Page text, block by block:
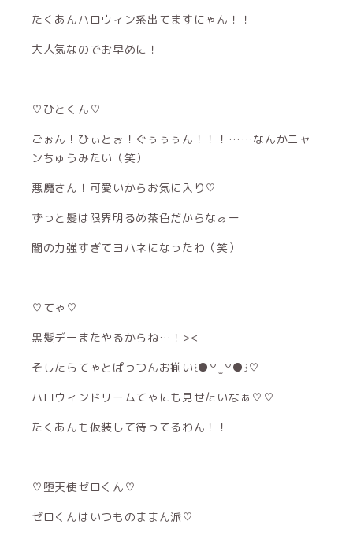
たくあんハロウィン系出てますにゃん！！
大人気なのでお早めに！
♡ひとくん♡
ごぉん！ひぃとぉ！ぐぅぅぅん！！！……なんかニャ
ンちゅうみたい（笑）
悪魔さん！可愛いからお気に入り♡
ずっと髪は限界明るめ茶色だからなぁー
闇の力強すぎてヨハネになったわ（笑）
♡てゃ♡
黒髪デーまたやるからね…！><
そしたらてゃとぱっつんお揃い꒰●꒡ ̫ ꒡●꒱♡
ハロウィンドリームてゃにも見せたいなぁ♡♡
たくあんも仮装して待ってるわん！！
♡堕天使ゼロくん♡
ゼロくんはいつものままん派♡